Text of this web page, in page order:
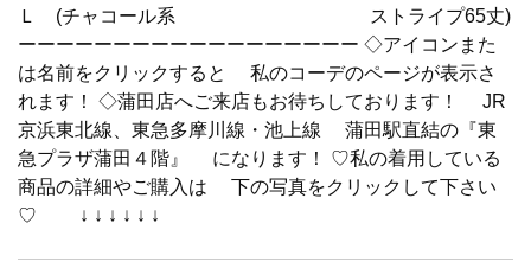
Ｌ (チャコール系 ストライプ65丈)
ーーーーーーーーーーーーーーーーーー ◇アイコンまた
は名前をクリックすると 私のコーデのページが表示さ
れます！ ◇蒲田店へご来店もお待ちしております！ JR
京浜東北線、東急多摩川線・池上線 蒲田駅直結の『東
急プラザ蒲田４階』 になります！ ♡私の着用している
商品の詳細やご購入は 下の写真をクリックして下さい
♡ ↓ ↓ ↓ ↓ ↓ ↓